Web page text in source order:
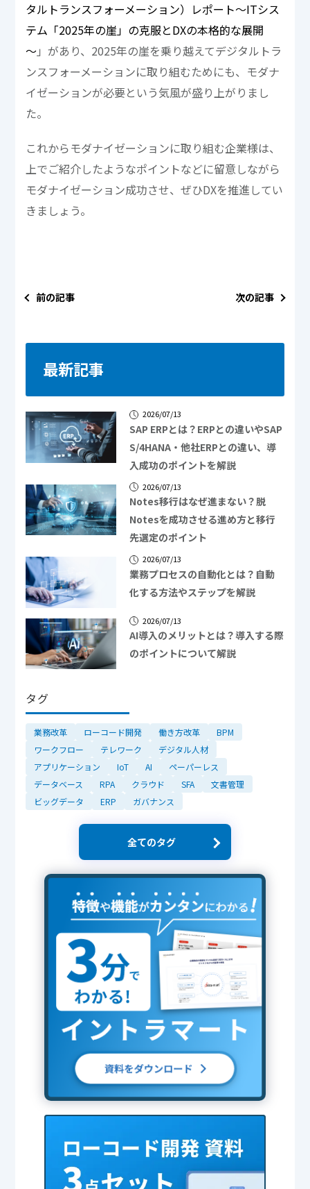
タルトランスフォーメーション）レポート～ITシス
テム「2025年の崖」の克服とDXの本格的な展開
～」があり、2025年の崖を乗り越えてデジタルトラ
ンスフォーメーションに取り組むためにも、モダナ
イゼーションが必要という気風が盛り上がりまし
た。
これからモダナイゼーションに取り組む企業様は、
上でご紹介したようなポイントなどに留意しながら
モダナイゼーション成功させ、ぜひDXを推進してい
きましょう。
前の記事 次の記事
最新記事
2026/07/13
SAP ERPとは？ERPとの違いやSAP
S/4HANA・他社ERPとの違い、導
入成功のポイントを解説
2026/07/13
Notes移行はなぜ進まない？脱
Notesを成功させる進め方と移行
先選定のポイント
2026/07/13
業務プロセスの自動化とは？自動
化する方法やステップを解説
2026/07/13
AI導入のメリットとは？導入する際
のポイントについて解説
タグ
業務改革 ローコード開発 働き方改革
BPM
ワークフロー
テレワーク
デジタル人材
アプリケーション
IoT AI
ペーパーレス
データベース
RPA クラウド SFA
文書管理
ビッグデータ
ERP ガバナンス
全てのタグ